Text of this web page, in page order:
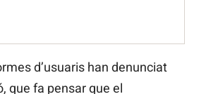
d’usuaris han denunciat
que fa pensar que el